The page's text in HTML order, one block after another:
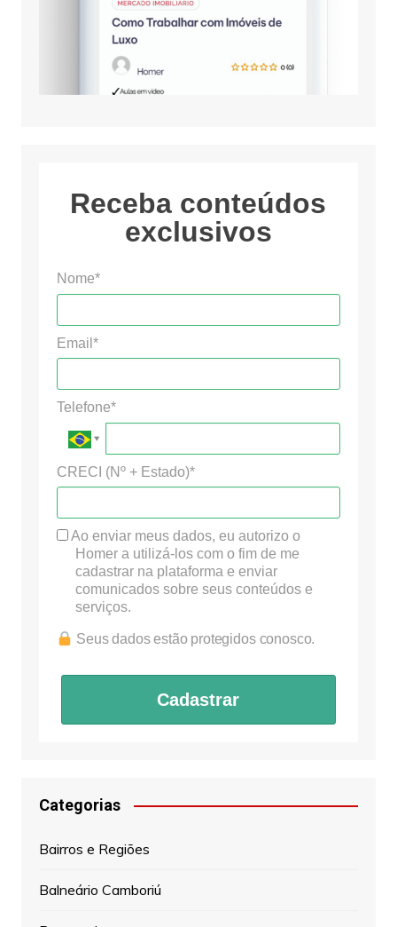
Receba conteúdos
exclusivos
Nome*
Email*
Telefone*
CRECI (Nº + Estado)*
Ao enviar meus dados, eu autorizo o
Homer a utilizá-los com o fim de me
cadastrar na plataforma e enviar
comunicados sobre seus conteúdos e
serviços.
Seus dados estão protegidos conosco.
Cadastrar
Categorias
Bairros e Regiões
Balneário Camboriú